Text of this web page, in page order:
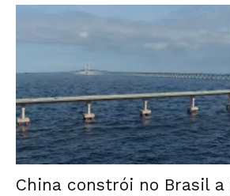
China constrói no Brasil